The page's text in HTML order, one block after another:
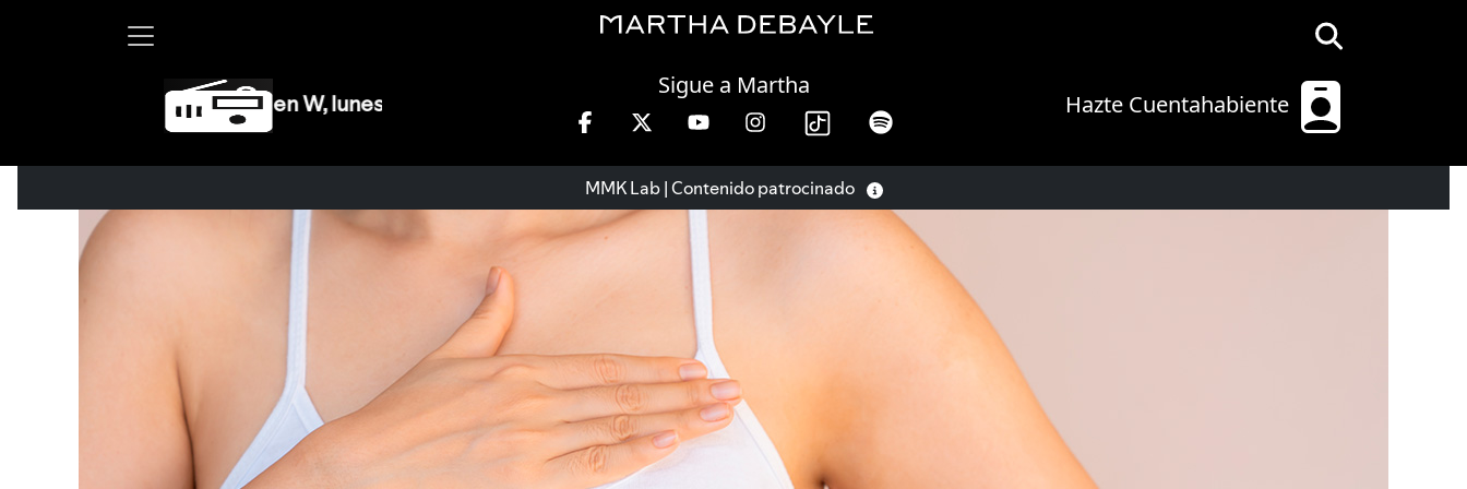
Hazte Cuentahabiente
Sigue a Martha
Martha Debayle en W, lunes a viernes de 10 a 13 hrs.
MMK Lab | Contenido patrocinado